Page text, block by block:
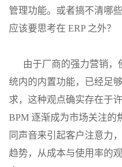
管理功能。或者搞不清哪
应该要思考在 ERP 之外？
由于厂商的强力营销，
统内的内置功能，已经足
求，这种观点确实存在于
BPM 逐渐成为市场关注的
同声音来引起客户注意力
趋势，从成本与使用率的